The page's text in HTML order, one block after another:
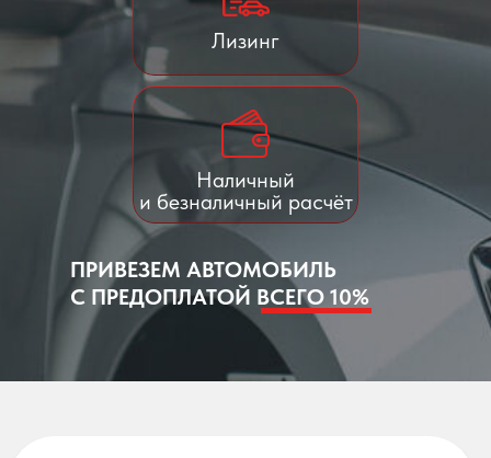
Лизинг
Наличный
и безналичный расчёт
ПРИВЕЗЕМ АВТОМОБИЛЬ
С ПРЕДОПЛАТОЙ ВСЕГО 10%